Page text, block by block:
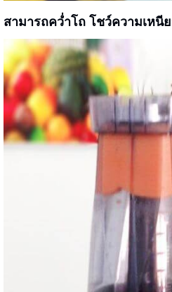
สามารถคว่ำโถ โชว์ความเหนี